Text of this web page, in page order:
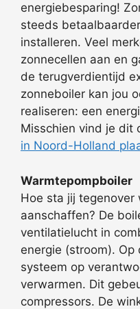
energiebesparing!
steeds
installeren. Veel
zonnecellen aan en
de terugverdientijd
zonneboiler kan jou
realiseren: een
Misschien vind je dit
in Noord-Holland
Warmtepompboiler
Hoe sta jij tegenover
aanschaffen? De
ventilatielucht in
energie (stroom).
systeem op
verwarmen. Dit
compressors. De